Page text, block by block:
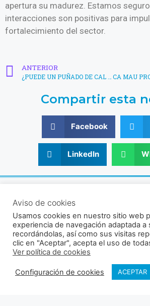
apertura su madurez. Estamos
interacciones son positivas para
fortalecimiento del sector.
ANTERIOR
Compartir esta
Facebook
LinkedIn
Av. Universidad, Instituto de Zoología
Agronomía UCV, Sector El Limón,
Síguenos
Aviso de cookies
Usamos cookies en nuestro sitio web
experiencia de navegación adaptada a
recordándolas, así como sus visitas
clic en "Aceptar", acepta el uso de
Ver política de cookies
Configuración de cookies ACEPTAR